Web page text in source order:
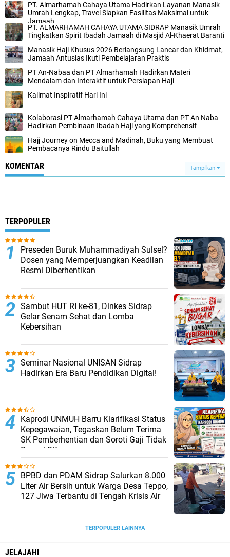
PT. Almarhamah Cahaya Utama Hadirkan Layanan Manasik
Umrah Lengkap, Travel Siapkan Fasilitas Maksimal untuk
Jamaah
PT. ALMARHAMAH CAHAYA UTAMA SIDRAP Manasik Umrah
Tingkatkan Spirit Ibadah Jamaah di Masjid Al-Khaerat Baranti
Manasik Haji Khusus 2026 Berlangsung Lancar dan Khidmat,
Jamaah Antusias Ikuti Pembelajaran Praktis
PT An-Nabaa dan PT Almarhamah Hadirkan Materi
Mendalam dan Interaktif untuk Persiapan Haji
Kalimat Inspiratif Hari Ini
Kolaborasi PT Almarhamah Cahaya Utama dan PT An Naba
Hadirkan Pembinaan Ibadah Haji yang Komprehensif
Hajj Journey on Mecca and Madinah, Buku yang Membuat
Pembacanya Rindu Baitullah
KOMENTAR Tampilkan
TERPOPULER
Preseden Buruk Muhammadiyah Sulsel?
Dosen yang Memperjuangkan Keadilan
Resmi Diberhentikan
Sambut HUT RI ke-81, Dinkes Sidrap
Gelar Senam Sehat dan Lomba
Kebersihan
Seminar Nasional UNISAN Sidrap
Hadirkan Era Baru Pendidikan Digital!
Kaprodi UNMUH Barru Klarifikasi Status
Kepegawaian, Tegaskan Belum Terima
SK Pemberhentian dan Soroti Gaji Tidak
Sesuai SK
BPBD dan PDAM Sidrap Salurkan 8.000
Liter Air Bersih untuk Warga Desa Teppo,
127 Jiwa Terbantu di Tengah Krisis Air
TERPOPULER LAINNYA
JELAJAHI